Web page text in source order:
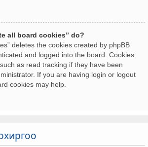
all board cookies” do?
deletes the cookies created by phpBB
and logged into the board. Cookies
as read tracking if they have been
If you are having login or logout
cookies may help.